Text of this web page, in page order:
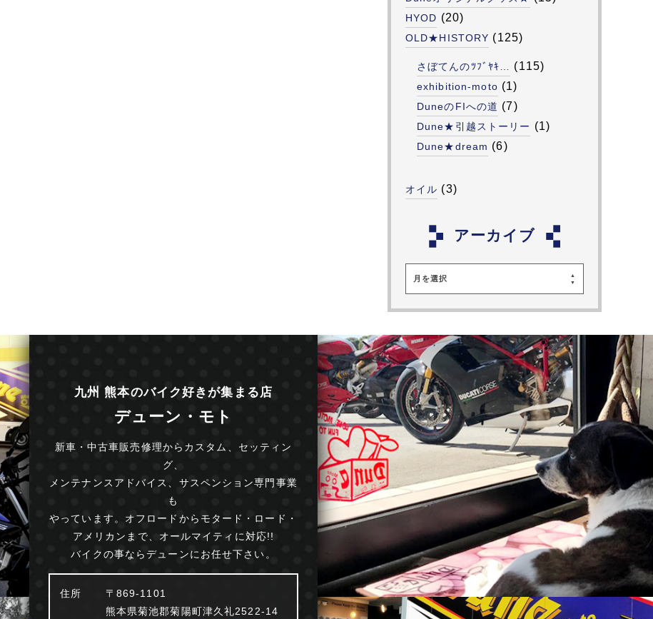
HYOD (20)
OLD★HISTORY (125)
さぼてんのﾂﾌﾞﾔｷ… (115)
exhibition-moto (1)
DuneのFIへの道 (7)
Dune★引越ストーリー (1)
Dune★dream (6)
オイル (3)
アーカイブ
月を選択
九州 熊本のバイク好きが集まる店
デューン・モト
新車・中古車販売修理からカスタム、セッティン
グ、
メンテナンスアドバイス、サスペンション専門事業
も
やっています。オフロードからモタード・ロード・
アメリカンまで、オールマイティに対応!!
バイクの事ならデューンにお任せ下さい。
住所
〒869-1101
熊本県菊池郡菊陽町津久礼2522-14